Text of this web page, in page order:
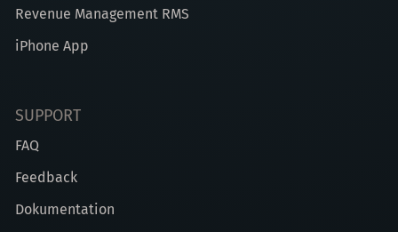
Revenue Management RMS
iPhone App
SUPPORT
FAQ
Feedback
Dokumentation